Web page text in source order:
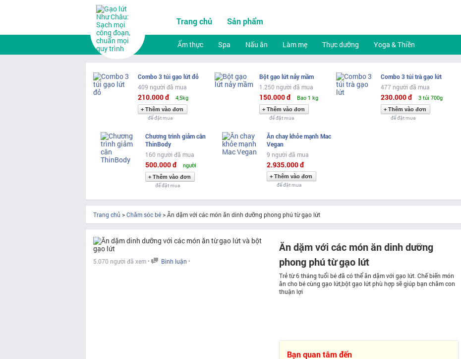
Trang chủ Sản phẩm
Ẩm thực Spa Nấu ăn Làm mẹ Thực dưỡng Yoga & Thiền
Combo 3 túi gạo lứt đỏ
409 người đã mua
210.000 đ 4,5kg
để đặt mua
Bột gạo lứt nảy mầm
1.250 người đã mua
150.000 đ Bao 1 kg
để đặt mua
Combo 3 túi trà gạo lứt
477 người đã mua
230.000 đ 3 túi 700g
để đặt mua
Chương trình giảm cân
ThinBody
160 người đã mua
500.000 đ người
để đặt mua
Ăn chay khỏe mạnh Mac
Vegan
9 người đã mua
2.935.000 đ
để đặt mua
Trang chủ >Chăm sóc bé>Ăn dặm với các món ăn dinh dưỡng phong phú từ gạo lứt
5.070 người đã xem · Bình luận ·
Ăn dặm với các món ăn dinh dưỡng
phong phú từ gạo lứt
Trẻ từ 6 tháng tuổi bé đã có thể ăn dặm với gạo lứt. Chế biến món
ăn cho bé cùng gạo lứt,bột gạo lứt phù hợp sẽ giúp bạn chăm con
thuận lợi
Bạn quan tâm đến